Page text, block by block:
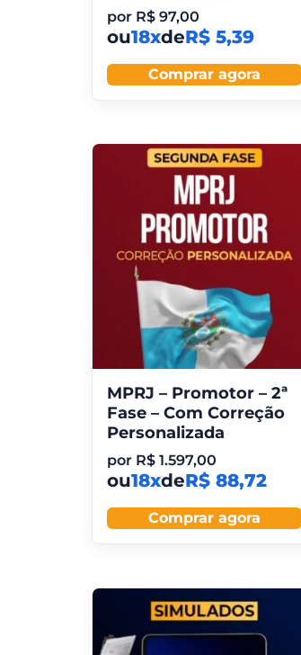
por R$ 97,00
ou18xdeR$ 5,39
Comprar agora
MPRJ – Promotor – 2ª
Fase – Com Correção
Personalizada
por R$ 1.597,00
ou18xdeR$ 88,72
Comprar agora